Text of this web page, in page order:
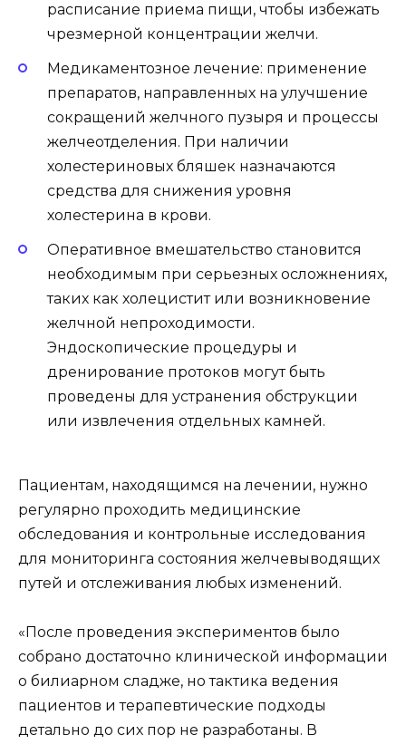
расписание приема пищи, чтобы избежать
чрезмерной концентрации желчи.
Медикаментозное лечение: применение
препаратов, направленных на улучшение
сокращений желчного пузыря и процессы
желчеотделения. При наличии
холестериновых бляшек назначаются
средства для снижения уровня
холестерина в крови.
Оперативное вмешательство становится
необходимым при серьезных осложнениях,
таких как холецистит или возникновение
желчной непроходимости.
Эндоскопические процедуры и
дренирование протоков могут быть
проведены для устранения обструкции
или извлечения отдельных камней.
Пациентам, находящимся на лечении, нужно
регулярно проходить медицинские
обследования и контрольные исследования
для мониторинга состояния желчевыводящих
путей и отслеживания любых изменений.
«После проведения экспериментов было
собрано достаточно клинической информации
о билиарном сладже, но тактика ведения
пациентов и терапевтические подходы
детально до сих пор не разработаны. В